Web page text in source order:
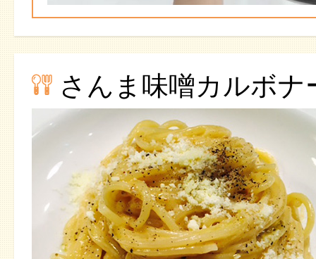
さんま味噌カルボナ